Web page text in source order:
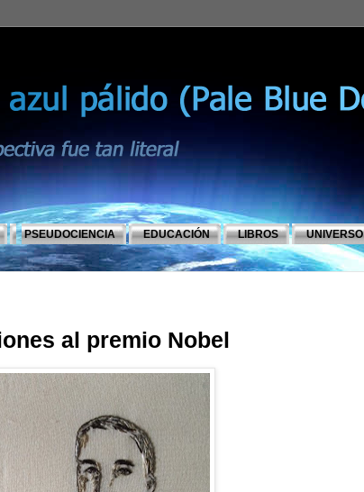
PSEUDOCIENCIA EDUCACIÓN LIBROS UNIVERSO
al premio Nobel